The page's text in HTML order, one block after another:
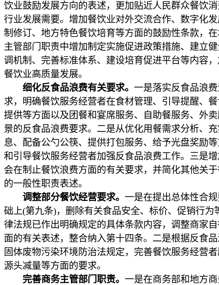
饮业鼓励发展方向的表述，更加贴近人民群众餐饮
行业发展需要。增加餐饮业对外交流合作、数字化
制修订、地方特色餐饮培育等方面的鼓励性条款，
主管部门职责中增加制定实施促进政策措施、建立
调机制、完善标准体系、建设培育促进平台等内容
餐饮业高质量发展。
细化反食品浪费有关要求。 一是落实反食品浪
求，明确餐饮服务经营者在食材管理、引导提醒、
提供等方面以及团餐和宴席服务、自助餐服务、外
景的反食品浪费要求。二是从优化用餐需求分析、
息、配备公勺公筷、提供打包服务、给予光盘奖励
和引导餐饮服务经营者加强反食品浪费工作。三是
会在制止餐饮浪费方面的有关要求，并简化其他关
的一般性职责表述。
调整部分餐饮经营要求。 一是在提出总体性合
础上(第九条)，删除有关食品安全、标价、促销行为
律法规已作出明确规定的具体条款内容，调整商家
面的有关表述，整合纳入第十四条。二是根据反食
固体废物污染环境防治法规定，完善餐饮服务经营
源头减量等方面的要求。
完善商务主管部门职责。 一是在商务部和地方